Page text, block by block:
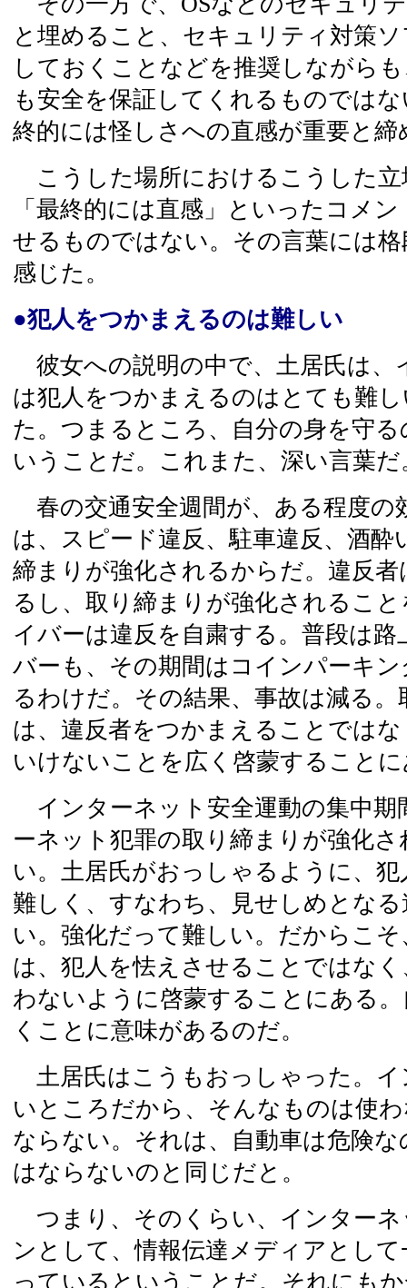
と埋めること、セキュリティ対策
しておくことなどを推奨しながら
も安全を保証してくれるものでは
終的には怪しさへの直感が重要と
こうした場所におけるこうした立
「最終的には直感」といったコメ
せるものではない。その言葉には
感じた。
●犯人をつかまえるのは難しい
彼女への説明の中で、土居氏は、
は犯人をつかまえるのはとても難
た。つまるところ、自分の身を守
いうことだ。これまた、深い言葉だ
春の交通安全週間が、ある程度の
は、スピード違反、駐車違反、酒酔
締まりが強化されるからだ。違反
るし、取り締まりが強化されるこ
イバーは違反を自粛する。普段は
バーも、その期間はコインパーキ
るわけだ。その結果、事故は減る
は、違反者をつかまえることでは
いけないことを広く啓蒙すること
インターネット安全運動の集中期
ーネット犯罪の取り締まりが強化
い。土居氏がおっしゃるように、
難しく、すなわち、見せしめとな
い。強化だって難しい。だからこ
は、犯人を怯えさせることではな
わないように啓蒙することにある
くことに意味があるのだ。
土居氏はこうもおっしゃった。イ
いところだから、そんなものは使
ならない。それは、自動車は危険
はならないのと同じだと。
つまり、そのくらい、インター
ンとして、情報伝達メディアとし
っているということだ。それにも